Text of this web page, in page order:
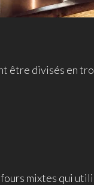
être divisés en
mixtes qui